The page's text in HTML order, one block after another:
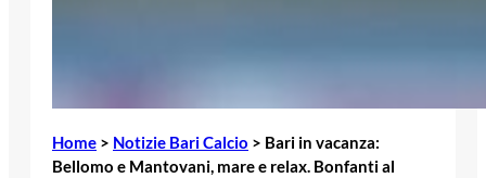
Home > Notizie Bari Calcio > Bari in vacanza:
Bellomo e Mantovani, mare e relax. Bonfanti al